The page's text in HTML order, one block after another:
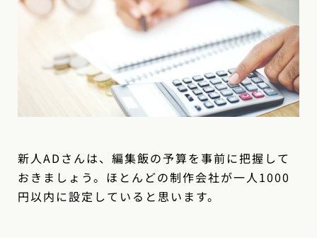
新人ADさんは、編集飯の予算を事前に把握して
おきましょう。ほとんどの制作会社が一人1000
円以内に設定していると思います。